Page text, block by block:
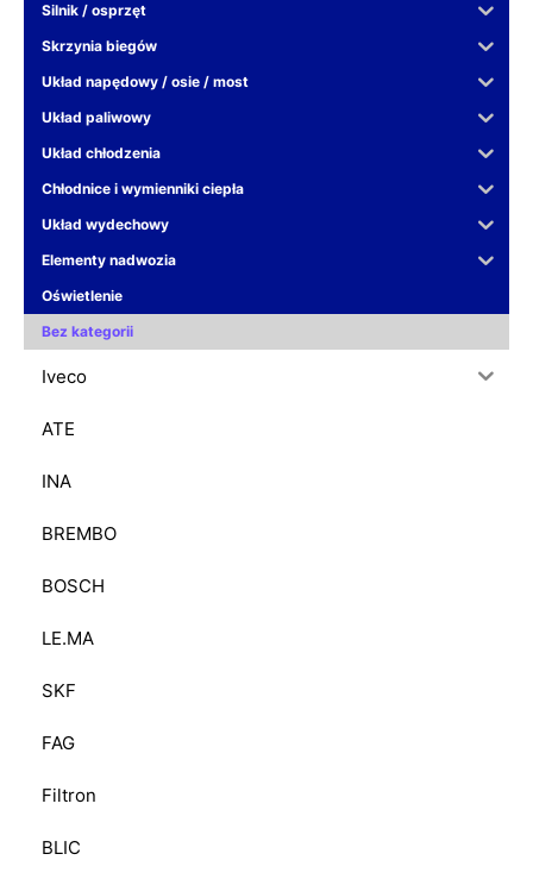
Silnik / osprzęt
Skrzynia biegów
Układ napędowy / osie / most
Układ paliwowy
Układ chłodzenia
Chłodnice i wymienniki ciepła
Układ wydechowy
Elementy nadwozia
Oświetlenie
Bez kategorii
Iveco
ATE
INA
BREMBO
BOSCH
LE.MA
SKF
FAG
Filtron
BLIC